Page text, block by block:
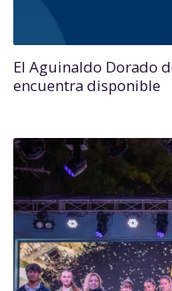
El Aguinaldo Dorado
encuentra disponible